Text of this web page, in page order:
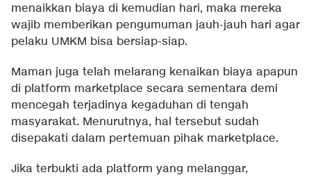
menaikkan biaya di kemudian hari, maka mereka
wajib memberikan pengumuman jauh-jauh hari agar
pelaku UMKM bisa bersiap-siap.
Maman juga telah melarang kenaikan biaya apapun
di platform marketplace secara sementara demi
mencegah terjadinya kegaduhan di tengah
masyarakat. Menurutnya, hal tersebut sudah
disepakati dalam pertemuan pihak marketplace.
Jika terbukti ada platform yang melanggar,